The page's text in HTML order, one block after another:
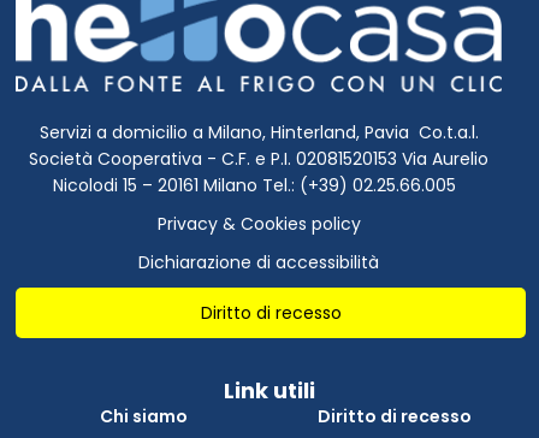
Servizi a domicilio a Milano, Hinterland, Pavia Co.t.a.l.
Società Cooperativa - C.F. e P.I. 02081520153 Via Aurelio
Nicolodi 15 – 20161 Milano Tel.: (+39) 02.25.66.005
Privacy & Cookies policy
Dichiarazione di accessibilità
Diritto di recesso
Link utili
Chi siamo
Diritto di recesso